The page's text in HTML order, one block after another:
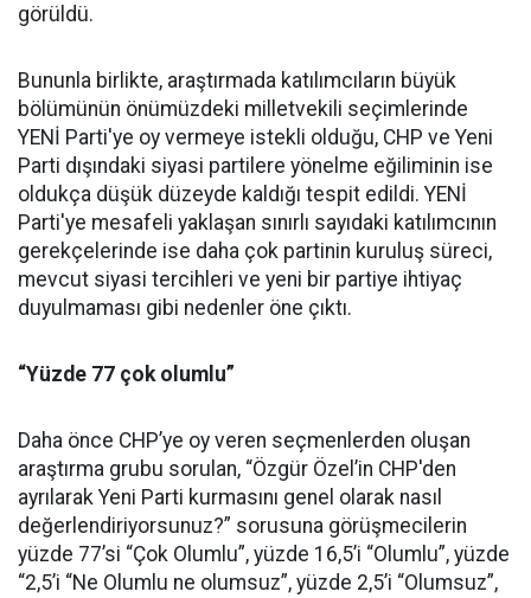
görüldü.
Bununla birlikte, araştırmada katılımcıların büyük
bölümünün önümüzdeki milletvekili seçimlerinde
YENİ Parti'ye oy vermeye istekli olduğu, CHP ve Yeni
Parti dışındaki siyasi partilere yönelme eğiliminin ise
oldukça düşük düzeyde kaldığı tespit edildi. YENİ
Parti'ye mesafeli yaklaşan sınırlı sayıdaki katılımcının
gerekçelerinde ise daha çok partinin kuruluş süreci,
mevcut siyasi tercihleri ve yeni bir partiye ihtiyaç
duyulmaması gibi nedenler öne çıktı.
“Yüzde 77 çok olumlu”
Daha önce CHP’ye oy veren seçmenlerden oluşan
araştırma grubu sorulan, “Özgür Özel’in CHP'den
ayrılarak Yeni Parti kurmasını genel olarak nasıl
değerlendiriyorsunuz?” sorusuna görüşmecilerin
yüzde 77’si “Çok Olumlu”, yüzde 16,5’i “Olumlu”, yüzde
“2,5’i “Ne Olumlu ne olumsuz”, yüzde 2,5’i “Olumsuz”,